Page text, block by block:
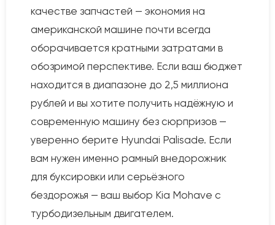
качестве запчастей — экономия на
американской машине почти всегда
оборачивается кратными затратами в
обозримой перспективе. Если ваш бюджет
находится в диапазоне до 2,5 миллиона
рублей и вы хотите получить надёжную и
современную машину без сюрпризов —
уверенно берите Hyundai Palisade. Если
вам нужен именно рамный внедорожник
для буксировки или серьёзного
бездорожья — ваш выбор Kia Mohave с
турбодизельным двигателем.